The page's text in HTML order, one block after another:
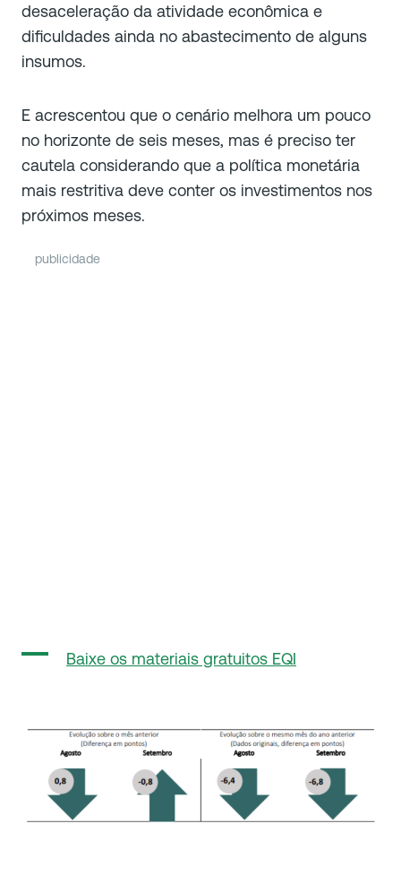
desaceleração da atividade econômica e
dificuldades ainda no abastecimento de alguns
insumos.
E acrescentou que o cenário melhora um pouco
no horizonte de seis meses, mas é preciso ter
cautela considerando que a política monetária
mais restritiva deve conter os investimentos nos
próximos meses.
publicidade
Baixe os materiais gratuitos EQI